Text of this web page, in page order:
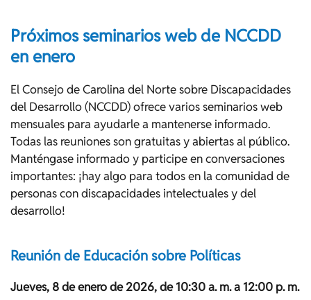
Próximos seminarios web de NCCDD
en enero
El Consejo de Carolina del Norte sobre Discapacidades
del Desarrollo (NCCDD) ofrece varios seminarios web
mensuales para ayudarle a mantenerse informado.
Todas las reuniones son gratuitas y abiertas al público.
Manténgase informado y participe en conversaciones
importantes: ¡hay algo para todos en la comunidad de
personas con discapacidades intelectuales y del
desarrollo!
Reunión de Educación sobre Políticas
Jueves, 8 de enero de 2026, de 10:30 a. m. a 12:00 p. m.